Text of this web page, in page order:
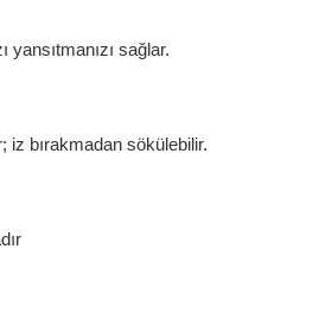
yansıtmanızı sağlar.
iz bırakmadan sökülebilir.